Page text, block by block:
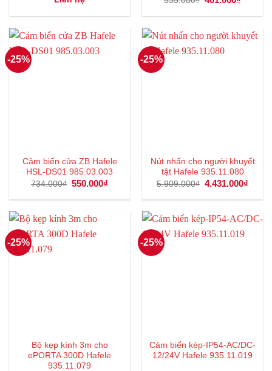
là:
tại
-25%
Cảm biến cửa ZB Hafele
HSL-DS01 985.03.003
734.000₫ Giá
là:
550.000₫
tại
550.000₫.
-25%
Nút nhấn cho người khuyết
tật Hafele 935.11.080
5.909.000₫ Giá
là:
4.431.000₫
tại
-25%
Bộ kẹp kính 3m cho
ePORTA 300D Hafele
935.11.079
-25%
Cảm biển kép-IP54-AC/DC-
12/24V Hafele 935.11.019